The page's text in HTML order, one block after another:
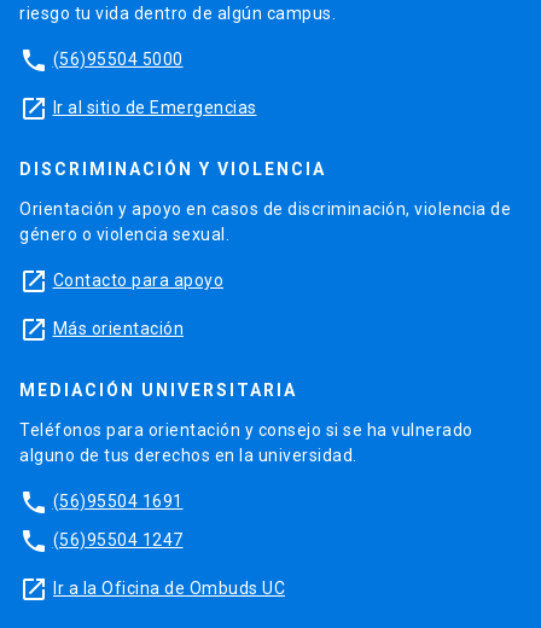
riesgo tu vida dentro de algún campus.
phone (56)95504 5000
launch Ir al sitio de Emergencias
DISCRIMINACIÓN Y VIOLENCIA
Orientación y apoyo en casos de discriminación, violencia de
género o violencia sexual.
launch Contacto para apoyo
launch Más orientación
MEDIACIÓN UNIVERSITARIA
Teléfonos para orientación y consejo si se ha vulnerado
alguno de tus derechos en la universidad.
phone (56)95504 1691
phone (56)95504 1247
launch Ir a la Oficina de Ombuds UC